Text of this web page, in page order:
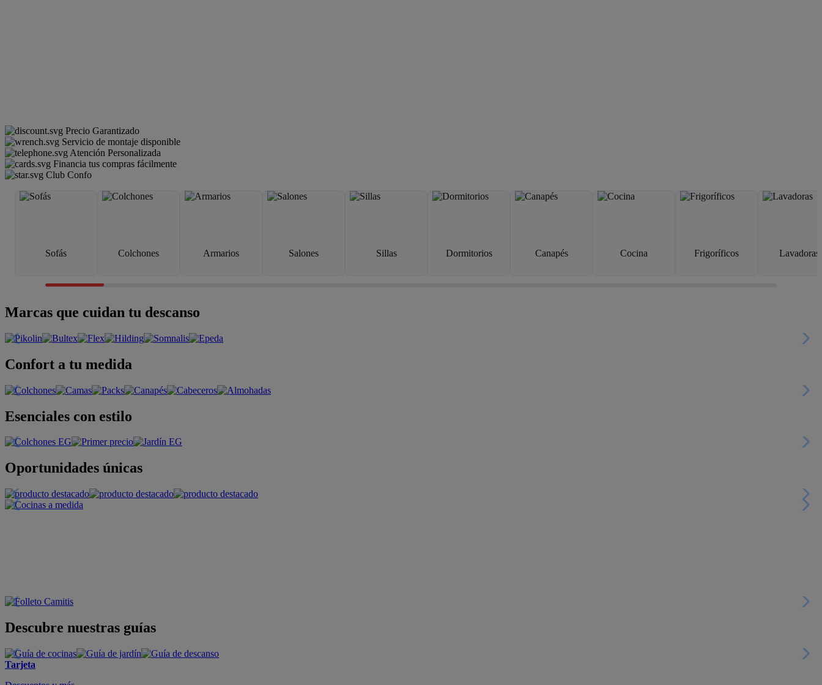
Precio Garantizado
Servicio de montaje disponible
Atención Personalizada
Financia tus compras fácilmente
Club Confo
Sofás Colchones Armarios Salones Sillas Dormitorios Canapés Cocina Frigoríficos Lavadoras
Marcas que cuidan tu descanso
Confort a tu medida
Esenciales con estilo
Oportunidades únicas
Descubre nuestras guías
Tarjeta